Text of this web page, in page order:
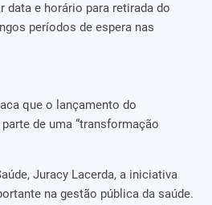
data e horário para retirada do
períodos de espera nas
que o lançamento do
de uma “transformação
Juracy Lacerda, a iniciativa
na gestão pública da saúde.